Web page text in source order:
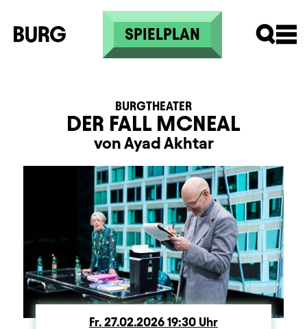
Direkt zum Inhalt
SPIELPLAN
DER FALL MCNEAL
BURGTHEATER
von Ayad Akhtar
Fr. Freitag
27.02.2026 19:30Uhr